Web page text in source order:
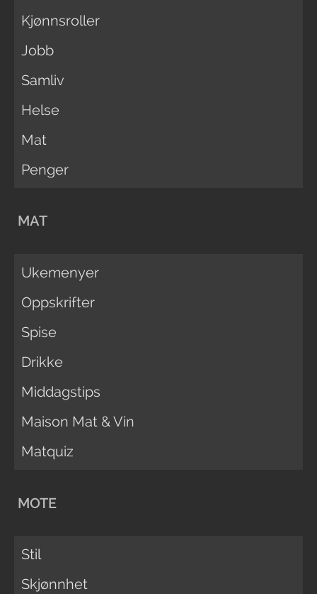
Kjønnsroller
Jobb
Samliv
Helse
Mat
Penger
MAT
Ukemenyer
Oppskrifter
Spise
Drikke
Middagstips
Maison Mat & Vin
Matquiz
MOTE
Stil
Skjønnhet